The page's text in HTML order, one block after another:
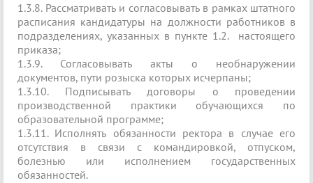
1.3.8. Рассматривать и согласовывать в рамках штатного
расписания кандидатуры на должности работников в
подразделениях, указанных в пункте 1.2. настоящего
приказа;
1.3.9. Согласовывать акты о необнаружении
документов, пути розыска которых исчерпаны;
1.3.10. Подписывать договоры о проведении
производственной практики обучающихся по
образовательной программе;
1.3.11. Исполнять обязанности ректора в случае его
отсутствия в связи с командировкой, отпуском,
болезнью или исполнением государственных
обязанностей.